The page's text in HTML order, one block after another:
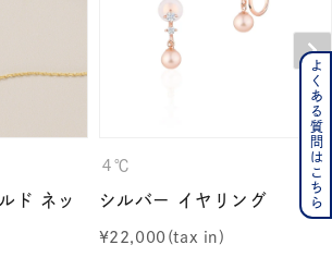
ド ネッ
４℃
シルバー イヤリング
¥22,000
よくある質問はこちら